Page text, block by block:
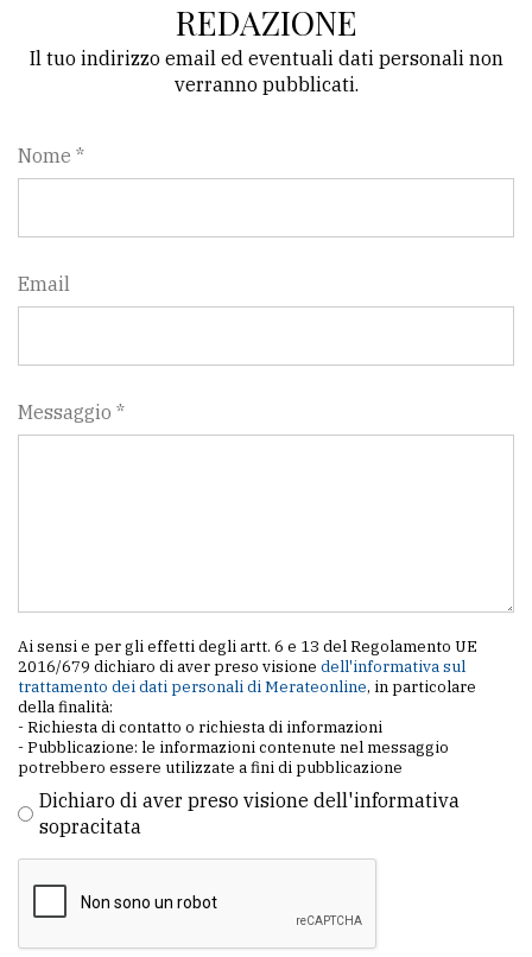
REDAZIONE
Il tuo indirizzo email ed eventuali dati personali non
verranno pubblicati.
Nome *
Email
Messaggio *
Ai sensi e per gli effetti degli artt. 6 e 13 del Regolamento UE
2016/679 dichiaro di aver preso visione dell'informativa sul
trattamento dei dati personali di Merateonline, in particolare
della finalità:
- Richiesta di contatto o richiesta di informazioni
- Pubblicazione: le informazioni contenute nel messaggio
potrebbero essere utilizzate a fini di pubblicazione
Dichiaro di aver preso visione dell'informativa
sopracitata